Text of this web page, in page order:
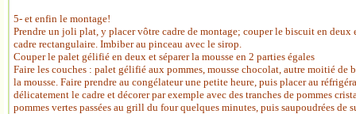
5- et enfin le montage!
Prendre un joli plat, y placer vôtre cadre de montage; couper le biscuit en deux
cadre rectangulaire. Imbiber au pinceau avec le sirop.
Couper le palet gélifié en deux et séparer la mousse en 2 parties égales
Faire les couches : palet gélifié aux pommes, mousse chocolat, autre moitié
la mousse. Faire prendre au congélateur une petite heure, puis placer au
délicatement le cadre et décorer par exemple avec des tranches de pommes
pommes vertes passées au grill du four quelques minutes, puis saupoudrées de